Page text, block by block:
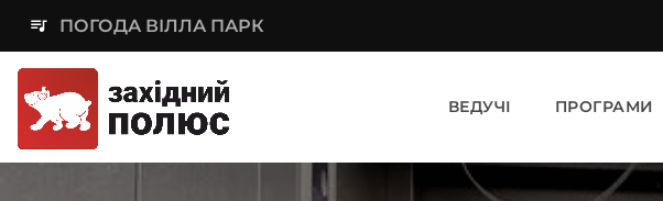
queue_music ПОГОДА ВІЛЛА ПАРК
ВЕДУЧІ ПРОГРАМИ